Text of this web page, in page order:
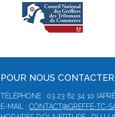
POUR NOUS CONTACTER
TÉLÉPHONE : 03 23 62 34 10
E-MAIL : CONTACT@GREFFE-TC-